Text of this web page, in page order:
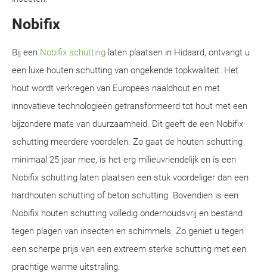
Nobifix
Bij een Nobifix schutting laten plaatsen in Hidaard, ontvangt u
een luxe houten schutting van ongekende topkwaliteit. Het
hout wordt verkregen van Europees naaldhout en met
innovatieve technologieën getransformeerd tot hout met een
bijzondere mate van duurzaamheid. Dit geeft de een Nobifix
schutting meerdere voordelen. Zo gaat de houten schutting
minimaal 25 jaar mee, is het erg milieuvriendelijk en is een
Nobifix schutting laten plaatsen een stuk voordeliger dan een
hardhouten schutting of beton schutting. Bovendien is een
Nobifix houten schutting volledig onderhoudsvrij en bestand
tegen plagen van insecten en schimmels. Zo geniet u tegen
een scherpe prijs van een extreem sterke schutting met een
prachtige warme uitstraling.